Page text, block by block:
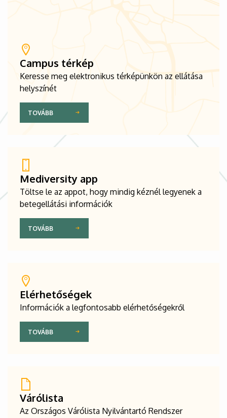
Campus térkép
Keresse meg elektronikus térképünkön az ellátása
helyszínét
TOVÁBB
Mediversity app
Töltse le az appot, hogy mindig kéznél legyenek a
betegellátási információk
TOVÁBB
Elérhetőségek
Információk a legfontosabb elérhetőségekről
TOVÁBB
Várólista
Az Országos Várólista Nyilvántartó Rendszer